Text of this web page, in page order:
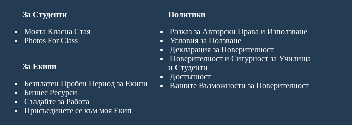
За Студенти
Моята Класна Стая
Photos For Class
За Екипи
Безплатен Пробен Период за Екипи
Бизнес Ресурси
Създайте за Работа
Присъединете се към моя Екип
Политики
Разказ за Авторски Права и Използване
Условия за Ползване
Декларация за Поверителност
Поверителност и Сигурност за Училища
и Студенти
Достъпност
Вашите Възможности за Поверителност